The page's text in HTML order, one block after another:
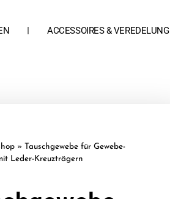
ACCESSOIRES & VEREDELUNG
» Tauschgewebe für Gewebe-
Leder-Kreuzträgern